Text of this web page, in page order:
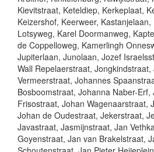
Kievitstraat, Keteldiep, Kerkeplaat,
Keizershof, Keerweer,
Lotsyweg, Karel Doormanweg,
de Coppelloweg, Kamerlingh
Jupiterlaan, Junolaan, Jozef
Wall Repelaerstraat,
Vermeerstraat, Johannes
Bosboomstraat, Johanna Naber-Erf,
Frisostraat, Johan Wagenaarstraat,
Johan de Oudestraat, Jekerstraat,
Javastraat, Jasmijnstraat, Jan
Goyenstraat, Jan van Brakelstraat,